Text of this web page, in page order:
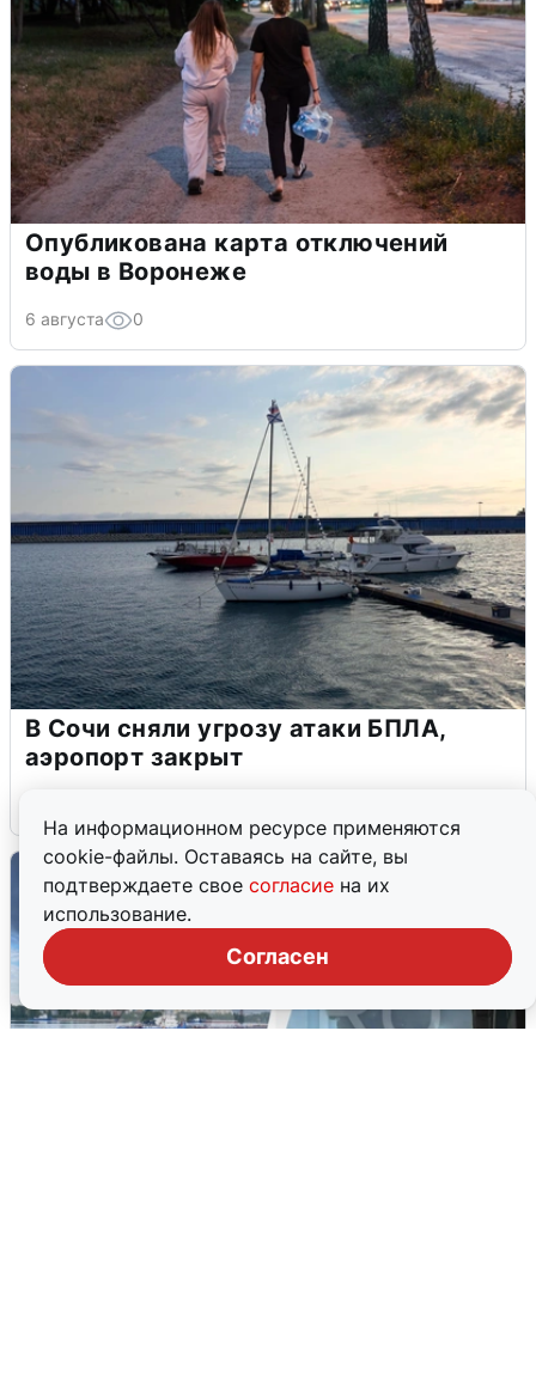
На информационном ресурсе применяются
cookie-файлы. Оставаясь на сайте, вы
подтверждаете свое согласие на их
использование.
Согласен
Опубликована карта отключений
воды в Воронеже
6 августа 0
В Сочи сняли угрозу атаки БПЛА,
аэропорт закрыт